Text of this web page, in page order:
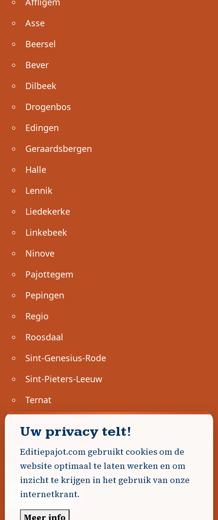
Asse
Beersel
Bever
Dilbeek
Drogenbos
Edingen
Geraardsbergen
Halle
Lennik
Liedekerke
Linkebeek
Ninove
Pajottegem
Pepingen
Regio
Roosdaal
Sint-Genesius-Rode
Sint-Pieters-Leeuw
Ternat
Geen advertenties gevonden.
Uw advertentie hier? Contacteer ons!
Word Partner!
Uw privacy telt!
Editiepajot.com gebruikt cookies om de
website optimaal te laten werken en om
inzicht te krijgen in het gebruik van onze
internetkrant.
Meer info